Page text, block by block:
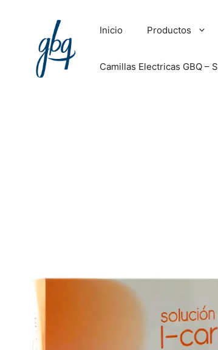
Inicio Productos
Camillas Electricas GBQ –